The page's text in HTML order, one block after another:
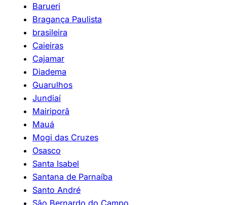
Barueri
Bragança Paulista
brasileira
Caieiras
Cajamar
Diadema
Guarulhos
Jundiaí
Mairiporã
Mauá
Mogi das Cruzes
Osasco
Santa Isabel
Santana de Parnaíba
Santo André